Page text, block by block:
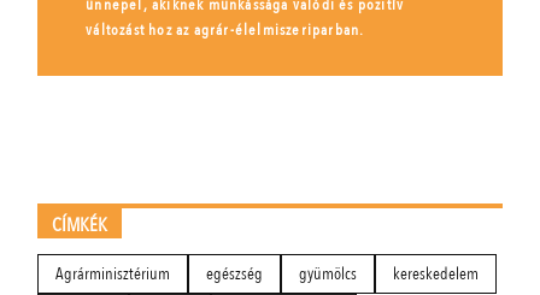
ünnepel, akiknek munkássága valódi és pozitív
változást hoz az agrár-élelmiszeriparban.
CÍMKÉK
Agrárminisztérium egészség gyümölcs
kereskedelem